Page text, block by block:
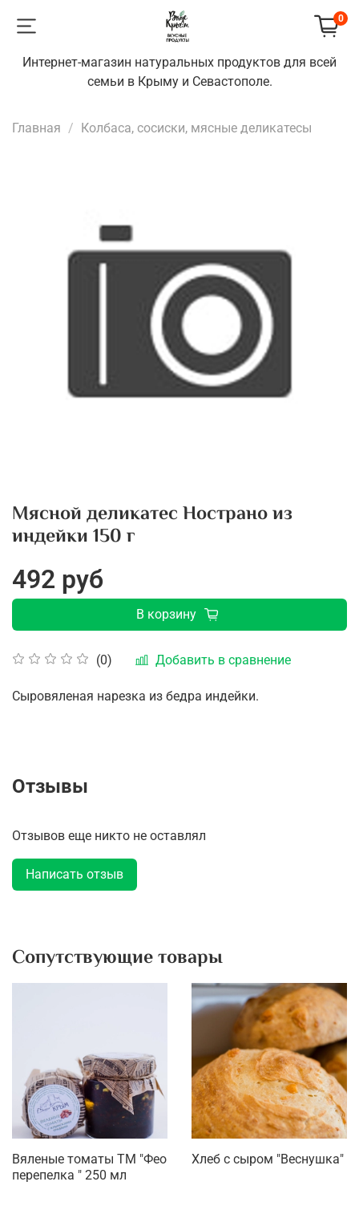
0
Интернет-магазин натуральных продуктов для всей
семьи в Крыму и Севастополе.
Главная Колбаса, сосиски, мясные деликатесы
Мясной деликатес Нострано из
индейки 150 г
(0) Добавить в сравнение
492 руб
В корзину
Сыровяленая нарезка из бедра индейки.
Отзывы
Отзывов еще никто не оставлял
Написать отзыв
Сопутствующие товары
Вяленые томаты ТМ "Фео
перепелка " 250 мл
Хлеб с сыром "Веснушка"